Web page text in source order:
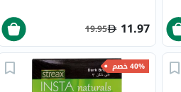
11.97
19.95
40% خصم